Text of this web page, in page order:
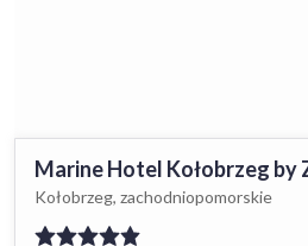
Marine Hotel Kołobrzeg by
Kołobrzeg, zachodniopomorskie